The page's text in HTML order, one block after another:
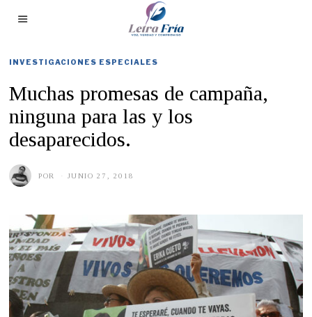
INVESTIGACIONES ESPECIALES
Muchas promesas de campaña,
ninguna para las y los
desaparecidos.
POR JUNIO 27, 2018
O
1
4
2
0
1